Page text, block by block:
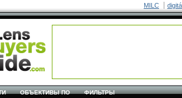
MILC
ОБЪЕКТИВЫ ПО ФИЛЬТРЫ